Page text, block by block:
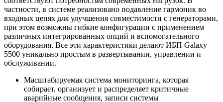
частности, в системе реализовано подавление гармоник во
входных цепях для улучшения совместимости с генераторами,
при этом возможны гибкие конфигурации с применением
различных интегрированных опций и вспомогательного
оборудования. Все эти характеристики делают ИБП Galaxy
5500 уникально простым в развертывании, управлении и
обслуживании.
Масштабируемая система мониторинга, которая
собирает, организует и распределяет критичные
аварийные сообщения, записи системы